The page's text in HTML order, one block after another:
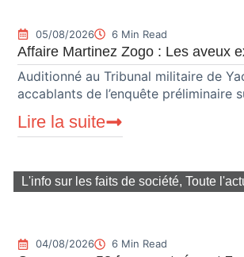
05/08/2026 6 Min Read
Affaire Martinez Zogo : Les aveux
Auditionné au Tribunal militaire de
accablants de l’enquête préliminaire
Lire la suite
L'info sur les faits de société, Toute
04/08/2026 6 Min Read